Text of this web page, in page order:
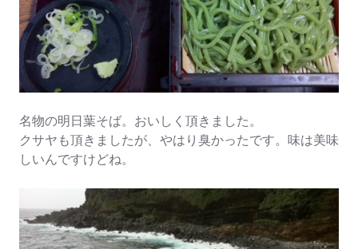
名物の明日葉そば。おいしく頂きました。
クサヤも頂きましたが、やはり臭かったです。味は美味
しいんですけどね。